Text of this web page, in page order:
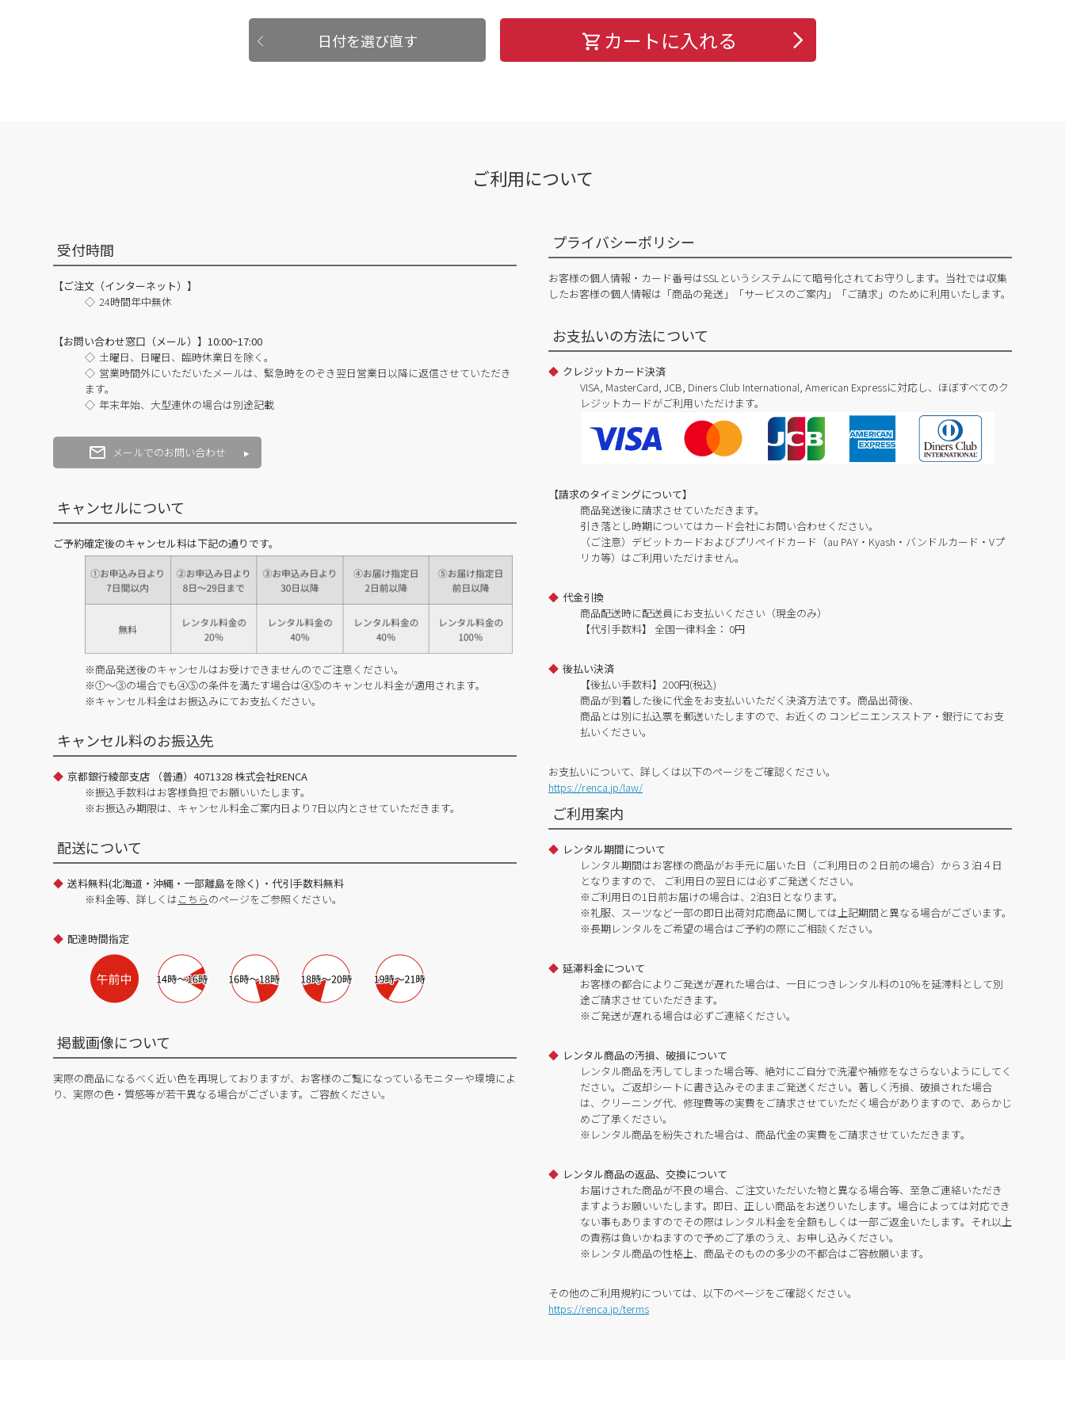
日付を選び直す カートに入れる
ご利用について
受付時間
【ご注文（インターネット）】
24時間年中無休
【お問い合わせ窓口（メール）】10:00~17:00
土曜日、日曜日、臨時休業日を除く。
営業時間外にいただいたメールは、緊急時をのぞき翌日営業日以降に返信させていただき
ます。
年末年始、大型連休の場合は別途記載
メールでのお問い合わせ
キャンセルについて
ご予約確定後のキャンセル料は下記の通りです。
※商品発送後のキャンセルはお受けできませんのでご注意ください。
※①～③の場合でも④⑤の条件を満たす場合は④⑤のキャンセル料金が適用されます。
※キャンセル料金はお振込みにてお支払ください。
キャンセル料のお振込先
京都銀行綾部支店 （普通）4071328 株式会社RENCA
※振込手数料はお客様負担でお願いいたします。
※お振込み期限は、キャンセル料金ご案内日より7日以内とさせていただきます。
配送について
送料無料(北海道・沖縄・一部離島を除く) ・代引手数料無料
※料金等、詳しくはこちらのページをご参照ください。
配達時間指定
掲載画像について
実際の商品になるべく近い色を再現しておりますが、お客様のご覧になっているモニターや環境によ
り、実際の色・質感等が若干異なる場合がございます。ご容赦ください。
プライバシーポリシー
お客様の個人情報・カード番号はSSLというシステムにて暗号化されてお守りします。当社では収集
したお客様の個人情報は「商品の発送」「サービスのご案内」「ご請求」のために利用いたします。
お支払いの方法について
クレジットカード決済
VISA, MasterCard, JCB, Diners Club International, American Expressに対応し、ほぼすべてのク
レジットカードがご利用いただけます。
【請求のタイミングについて】
商品発送後に請求させていただきます。
引き落とし時期についてはカード会社にお問い合わせください。
（ご注意）デビットカードおよびプリペイドカード（au PAY・Kyash・バンドルカード・Vプ
リカ等）はご利用いただけません。
代金引換
商品配送時に配送員にお支払いください（現金のみ）
【代引手数料】 全国一律料金： 0円
後払い決済
【後払い手数料】200円(税込)
商品が到着した後に代金をお支払いいただく決済方法です。商品出荷後、
商品とは別に払込票を郵送いたしますので、お近くの コンビニエンスストア・銀行にてお支
払いください。
お支払いについて、詳しくは以下のページをご確認ください。
https://renca.jp/law/
ご利用案内
レンタル期間について
レンタル期間はお客様の商品がお手元に届いた日（ご利用日の２日前の場合）から３泊４日
となりますので、 ご利用日の翌日には必ずご発送ください。
※ご利用日の1日前お届けの場合は、2泊3日となります。
※礼服、スーツなど一部の即日出荷対応商品に関しては上記期間と異なる場合がございます。
※長期レンタルをご希望の場合はご予約の際にご相談ください。
延滞料金について
お客様の都合によりご発送が遅れた場合は、一日につきレンタル料の10％を延滞料として別
途ご請求させていただきます。
※ご発送が遅れる場合は必ずご連絡ください。
レンタル商品の汚損、破損について
レンタル商品を汚してしまった場合等、絶対にご自分で洗濯や補修をなさらないようにしてく
ださい。ご返却シートに書き込みそのままご発送ください。著しく汚損、破損された場合
は、クリーニング代、修理費等の実費をご請求させていただく場合がありますので、あらかじ
めご了承ください。
※レンタル商品を紛失された場合は、商品代金の実費をご請求させていただきます。
レンタル商品の返品、交換について
お届けされた商品が不良の場合、ご注文いただいた物と異なる場合等、至急ご連絡いただき
ますようお願いいたします。即日、正しい商品をお送りいたします。場合によっては対応でき
ない事もありますのでその際はレンタル料金を全額もしくは一部ご返金いたします。それ以上
の責務は負いかねますので予めご了承のうえ、お申し込みください。
※レンタル商品の性格上、商品そのものの多少の不都合はご容赦願います。
その他のご利用規約については、以下のページをご確認ください。
https://renca.jp/terms